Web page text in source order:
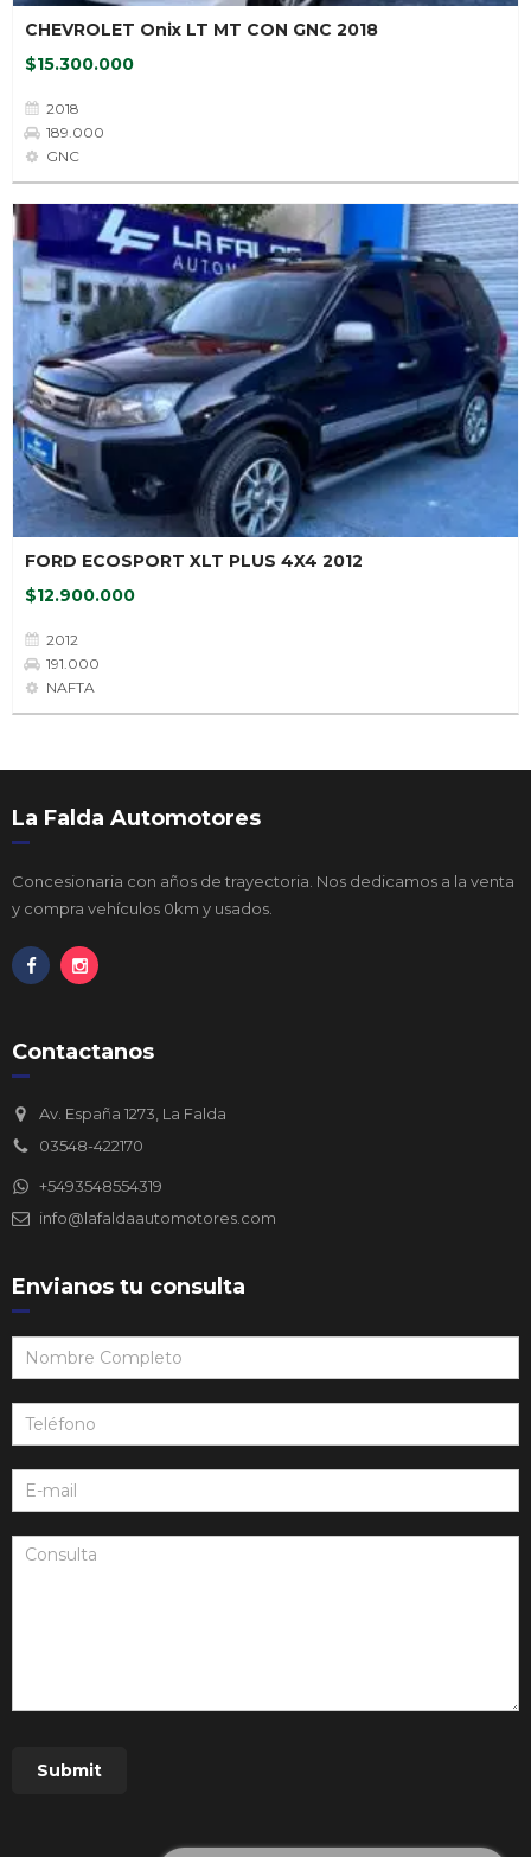
CHEVROLET Onix LT MT CON GNC 2018
$15.300.000
2018
189.000
GNC
FORD ECOSPORT XLT PLUS 4X4 2012
$12.900.000
2012
191.000
NAFTA
La Falda Automotores
Concesionaria con años de trayectoria. Nos dedicamos a la venta
y compra vehículos 0km y usados.
Contactanos
Av. España 1273, La Falda
03548-422170
+5493548554319
info@lafaldaautomotores.com
Envianos tu consulta
Consulta
Web:
Submit